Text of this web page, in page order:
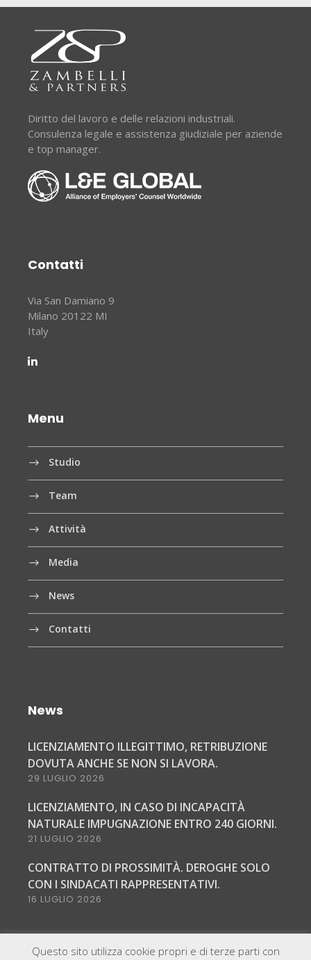
Diritto del lavoro e delle relazioni industriali.
Consulenza legale e assistenza giudiziale per aziende
e top manager.
Contatti
Via San Damiano 9
Milano 20122 MI
Italy
Menu
Studio
Team
Attività
Media
News
Contatti
News
LICENZIAMENTO ILLEGITTIMO, RETRIBUZIONE
DOVUTA ANCHE SE NON SI LAVORA.
29 LUGLIO 2026
LICENZIAMENTO, IN CASO DI INCAPACITÀ
NATURALE IMPUGNAZIONE ENTRO 240 GIORNI.
21 LUGLIO 2026
CONTRATTO DI PROSSIMITÀ. DEROGHE SOLO
CON I SINDACATI RAPPRESENTATIVI.
16 LUGLIO 2026
Questo sito utilizza cookie propri e di terze parti con